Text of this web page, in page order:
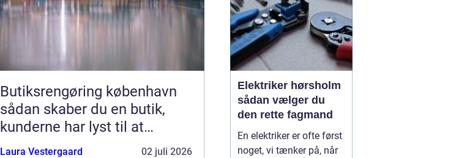
Butiksrengøring københavn
sådan skaber du en butik,
kunderne har lyst til at
komme tilbage til
Laura Vestergaard 02 juli 2026
konkurrencepræget by
som København kan
målrettet ...
Elektriker hørsholm
sådan vælger du
den rette fagmand
En elektriker er ofte først
noget, vi tænker på, når